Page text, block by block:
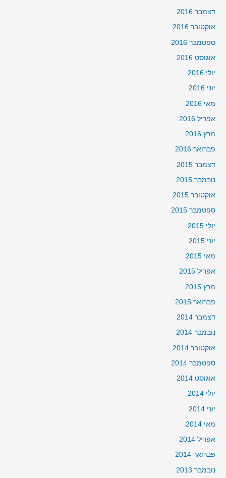
דצמבר 2016
אוקטובר 2016
ספטמבר 2016
אוגוסט 2016
יולי 2016
יוני 2016
מאי 2016
אפריל 2016
מרץ 2016
פברואר 2016
דצמבר 2015
נובמבר 2015
אוקטובר 2015
ספטמבר 2015
יולי 2015
יוני 2015
מאי 2015
אפריל 2015
מרץ 2015
פברואר 2015
דצמבר 2014
נובמבר 2014
אוקטובר 2014
ספטמבר 2014
אוגוסט 2014
יולי 2014
יוני 2014
מאי 2014
אפריל 2014
פברואר 2014
נובמבר 2013